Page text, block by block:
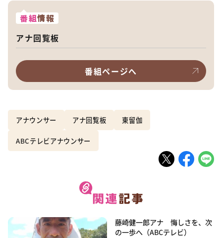
番組情報
アナ回覧板
番組ページへ
アナウンサー アナ回覧板 東留伽
ABCテレビアナウンサー
藤崎健一郎アナ 悔しさを、次
の一歩へ（ABCテレビ）